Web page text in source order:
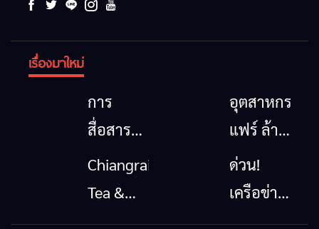
เรื่องมาใหม่
การ
สื่อสาร
โทรคมนาคม
กรณีภัย
อุตสาหกรรม
แฟร์ ล้าน
นาตะวัน
ออก
Chiangrai
Tea &
Coffee
ด่วน!
เครือข่าย
ลุ่มน้ำกก